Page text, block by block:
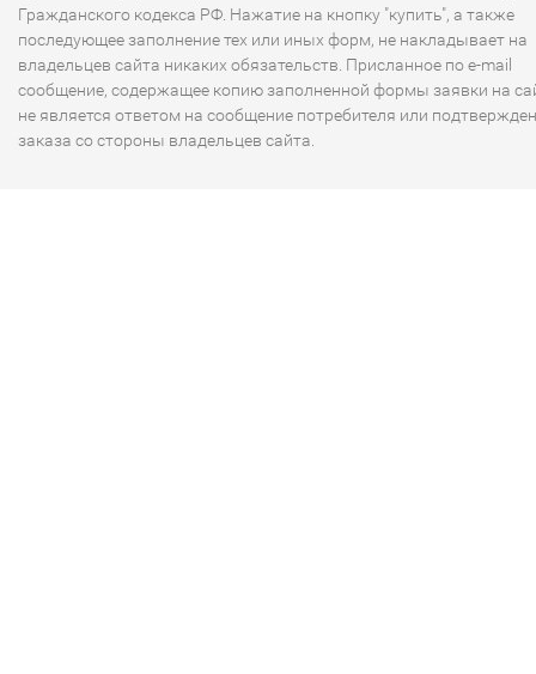
Гражданского кодекса РФ. Нажатие на кнопку "купить", а также
последующее заполнение тех или иных форм, не накладывает на
владельцев сайта никаких обязательств. Присланное по e-mail
сообщение, содержащее копию заполненной формы заявки на
не является ответом на сообщение потребителя или
заказа со стороны владельцев сайта.